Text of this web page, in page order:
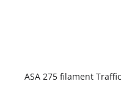
ASA 275 filament